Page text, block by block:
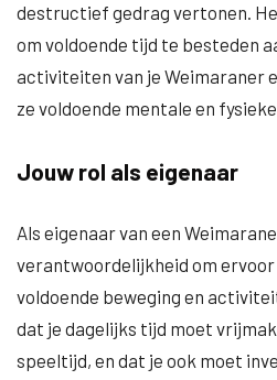
destructief gedrag vertonen.
om voldoende tijd te besteden
activiteiten van je Weimaraner
ze voldoende mentale en
Jouw rol als eigenaar
Als eigenaar van een
verantwoordelijkheid om
voldoende beweging en
dat je dagelijks tijd moet
speeltijd, en dat je ook moet